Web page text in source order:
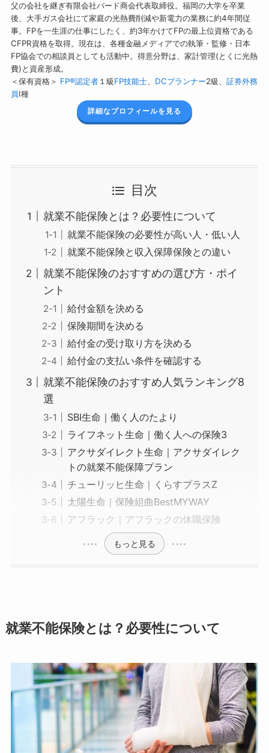
父の会社を継ぎ有限会社バード商会代表取締役。福岡の大学を卒業
後、大手ガス会社にて家庭の光熱費削減や新電力の業務に約4年間従
事。FPを一生涯の仕事にしたく、約3年かけてFPの最上位資格である
CFPR資格を取得。現在は、各種金融メディアでの執筆・監修・日本
FP協会での相談員としても活動中。得意分野は、家計管理(とくに光熱
費)と資産形成。
＜保有資格＞ FP®認定者１級FP技能士、 DCプランナー2級、 証券外務
員Ⅰ種
詳細なプロフィールを見る
目次
就業不能保険とは？必要性について
就業不能保険の必要性が高い人・低い人
就業不能保険と収入保障保険との違い
就業不能保険のおすすめの選び方・ポイ
ント
給付金額を決める
保険期間を決める
給付金の受け取り方を決める
給付金の支払い条件を確認する
就業不能保険のおすすめ人気ランキング8
選
SBI生命｜働く人のたより
ライフネット生命｜働く人への保険3
アクサダイレクト生命｜アクサダイレク
トの​就業不能保障プラン
チューリッヒ生命｜くらすプラスZ
太陽生命｜保険組曲BestMYWAY
アフラック｜アフラックの休職保険
もっと見る
就業不能保険とは？必要性について